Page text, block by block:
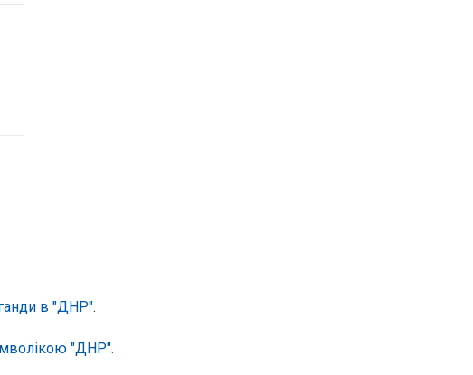
в "ДНР".
"ДНР".